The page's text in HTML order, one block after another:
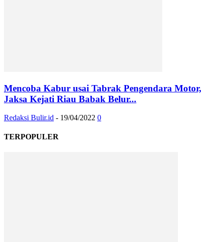
Mencoba Kabur usai Tabrak Pengendara Motor,
Jaksa Kejati Riau Babak Belur...
Redaksi Bulir.id - 19/04/2022 0
TERPOPULER